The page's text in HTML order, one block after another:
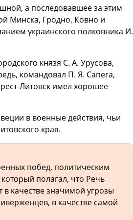
а последовавшее за этим
Минска, Гродно, Ковно и
украинского полковника И.
князя С. А. Урусова,
командовал П. Я. Сапега,
Литовск имел хорошее
в военные действия, чьи
края.
побед, политическим
полагал, что Речь
качестве значимой угрозы
в качестве самой